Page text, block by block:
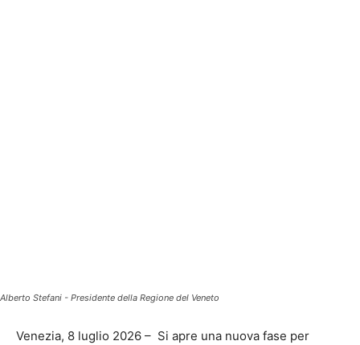
Alberto Stefani - Presidente della Regione del Veneto
Venezia, 8 luglio 2026 – Si apre una nuova fase per